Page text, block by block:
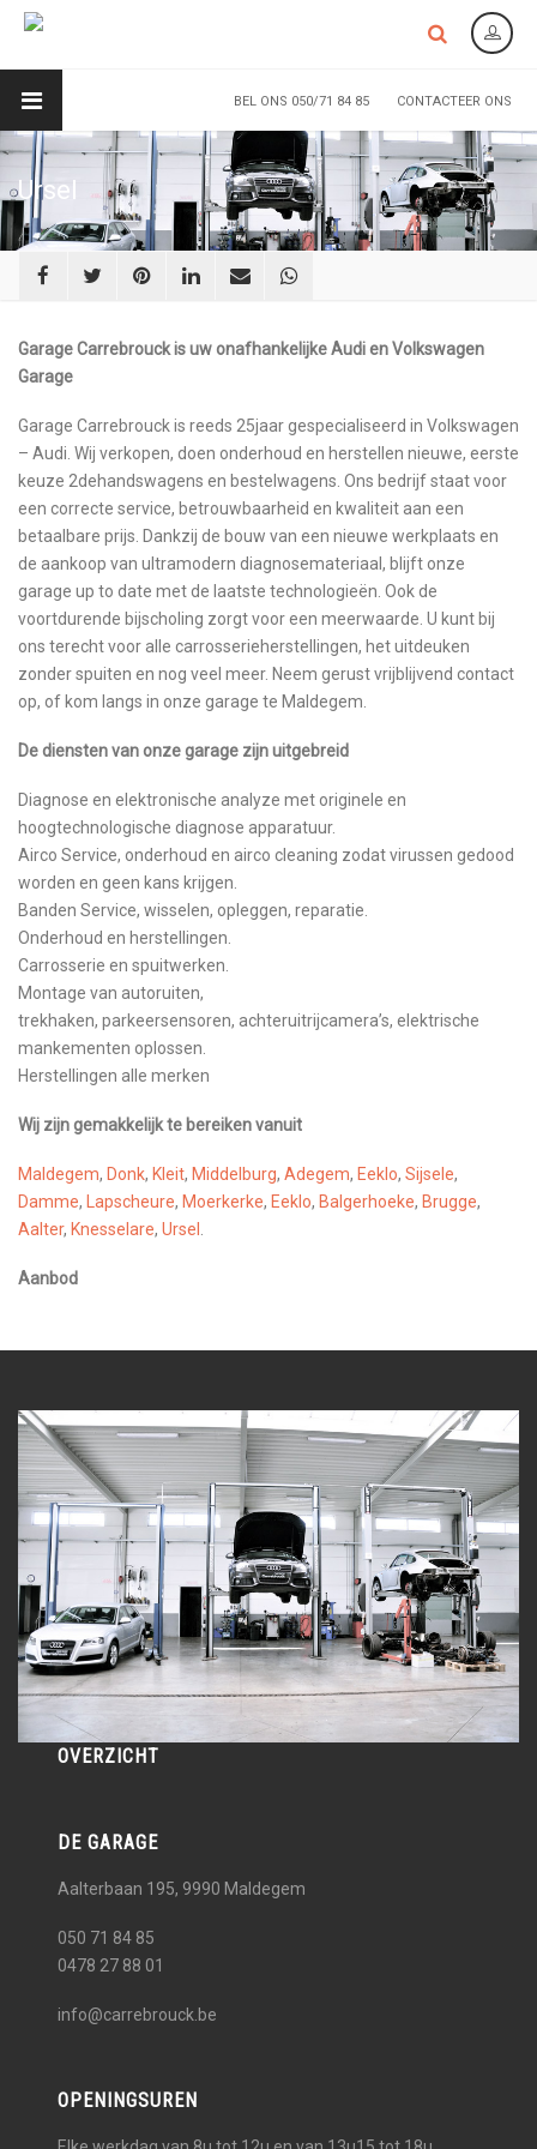
BEL ONS 050/71 84 85 CONTACTEER ONS
Ursel
Garage Carrebrouck is uw onafhankelijke Audi en Volkswagen
Garage
Garage Carrebrouck is reeds 25jaar gespecialiseerd in Volkswagen
– Audi. Wij verkopen, doen onderhoud en herstellen nieuwe, eerste
keuze 2dehandswagens en bestelwagens. Ons bedrijf staat voor
een correcte service, betrouwbaarheid en kwaliteit aan een
betaalbare prijs. Dankzij de bouw van een nieuwe werkplaats en
de aankoop van ultramodern diagnosemateriaal, blijft onze
garage up to date met de laatste technologieën. Ook de
voortdurende bijscholing zorgt voor een meerwaarde. U kunt bij
ons terecht voor alle carrosserieherstellingen, het uitdeuken
zonder spuiten en nog veel meer. Neem gerust vrijblijvend contact
op, of kom langs in onze garage te Maldegem.
De diensten van onze garage zijn uitgebreid
Diagnose en elektronische analyze met originele en
hoogtechnologische diagnose apparatuur.
Airco Service, onderhoud en airco cleaning zodat virussen gedood
worden en geen kans krijgen.
Banden Service, wisselen, opleggen, reparatie.
Onderhoud en herstellingen.
Carrosserie en spuitwerken.
Montage van autoruiten,
trekhaken, parkeersensoren, achteruitrijcamera’s, elektrische
mankementen oplossen.
Herstellingen alle merken
Wij zijn gemakkelijk te bereiken vanuit
Maldegem, Donk, Kleit, Middelburg, Adegem, Eeklo, Sijsele,
Damme, Lapscheure, Moerkerke, Eeklo, Balgerhoeke, Brugge,
Aalter, Knesselare, Ursel
Aanbod
OVERZICHT
DE GARAGE
Aalterbaan 195, 9990 Maldegem
050 71 84 85
0478 27 88 01
info@carrebrouck.be
OPENINGSUREN